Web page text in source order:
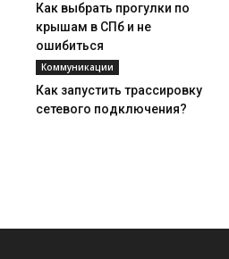
Как выбрать прогулки по
крышам в СПб и не
ошибиться
Коммуникации
Как запустить трассировку
сетевого подключения?